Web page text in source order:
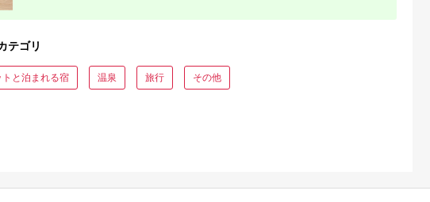
テゴリ
トと泊まれる宿 温泉 旅行 その他